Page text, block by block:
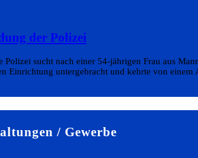
der Polizei
sucht nach einer 54-jährigen Frau aus
Einrichtung untergebracht und kehrte von einem
/ Gewerbe